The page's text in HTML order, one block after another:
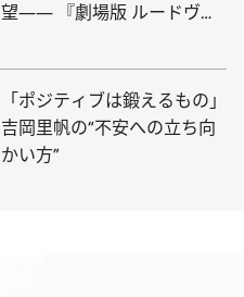
望―― 『劇場版 ルードヴィ
「ポジティブは鍛えるもの」
吉岡里帆の“不安への立ち向
かい方”